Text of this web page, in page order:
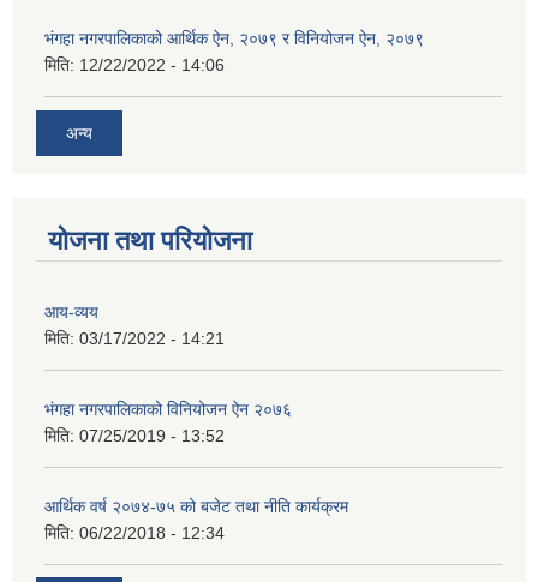
भंगहा नगरपालिकाको आर्थिक ऐन, २०७९ र विनियोजन ऐन, २०७९
मिति: 12/22/2022 - 14:06
अन्य
योजना तथा परियोजना
आय-व्यय
मिति: 03/17/2022 - 14:21
भंगहा नगरपालिकाको विनियोजन ऐन २०७६
मिति: 07/25/2019 - 13:52
आर्थिक वर्ष २०७४-७५ को बजेट तथा नीति कार्यक्रम
मिति: 06/22/2018 - 12:34